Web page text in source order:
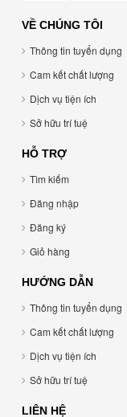
VỀ CHÚNG TÔI
Thông tin tuyển dụng
Cam kết chất lượng
Dịch vụ tiện ích
Sở hữu trí tuệ
HỖ TRỢ
Tìm kiếm
Đăng nhập
Đăng ký
Giỏ hàng
HƯỚNG DẪN
Thông tin tuyển dụng
Cam kết chất lượng
Dịch vụ tiện ích
Sở hữu trí tuệ
LIÊN HỆ